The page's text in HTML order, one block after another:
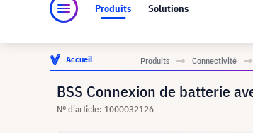
Produits Solutions
Accueil Produits Connectivité
BSS Connexion de batterie
N° d'article: 1000032126